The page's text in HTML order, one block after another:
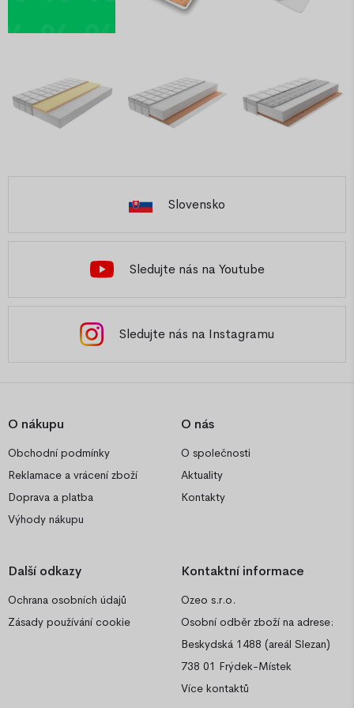
Slovensko
Sledujte nás na Youtube
Sledujte nás na Instagramu
O nákupu
Obchodní podmínky
Reklamace a vrácení zboží
Doprava a platba
Výhody nákupu
O nás
O společnosti
Aktuality
Kontakty
Další odkazy
Ochrana osobních údajů
Zásady používání cookie
Kontaktní informace
Ozeo s.r.o.
Osobní odběr zboží na adrese:
Beskydská 1488 (areál Slezan)
738 01 Frýdek-Místek
Více kontaktů